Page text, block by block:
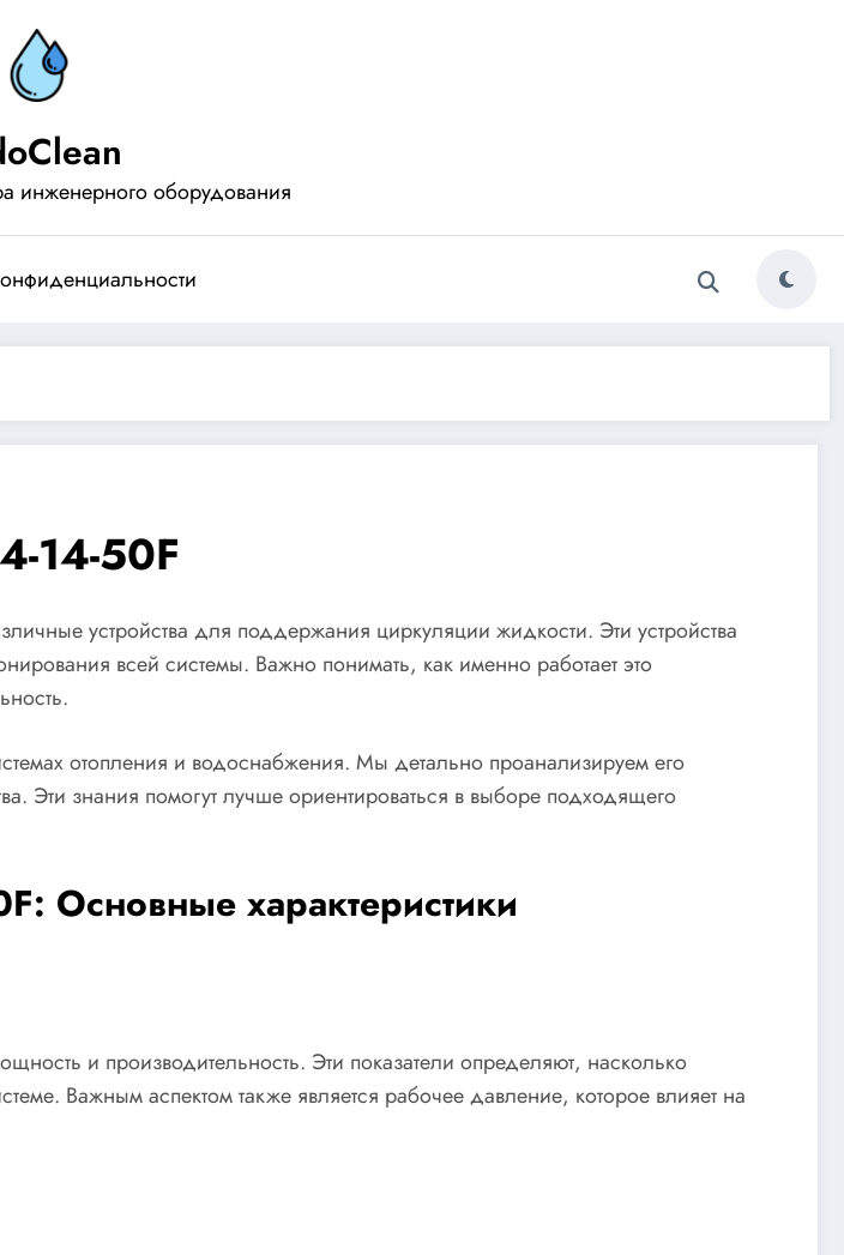
инженерного оборудования
14-50F
устройства для поддержания циркуляции жидкости. Эти устройства
всей системы. Важно понимать, как именно работает это
отопления и водоснабжения. Мы детально проанализируем его
Эти знания помогут лучше ориентироваться в выборе подходящего
Основные характеристики
и производительность. Эти показатели определяют, насколько
Важным аспектом также является рабочее давление, которое влияет на